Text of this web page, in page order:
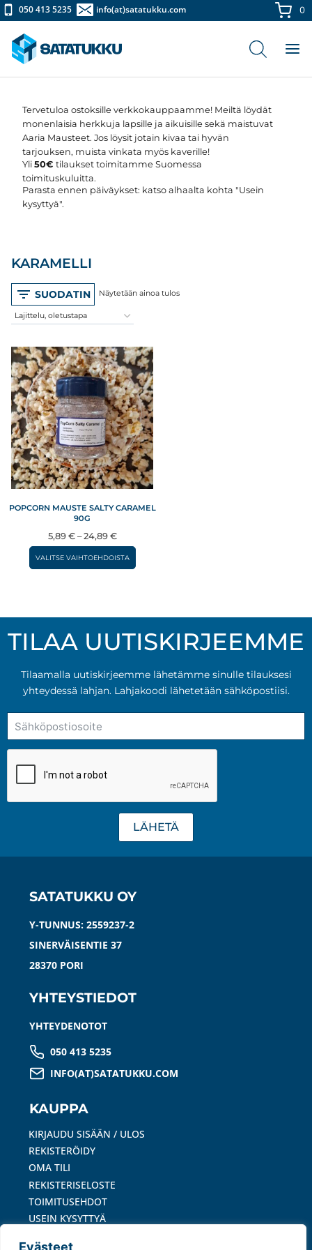
Evästeet
Siirry050 413 5235 info(at)satatukku.com 0
KARAMELLI
SUODATIN Näytetään ainoa tulos
POPCORN MAUSTE SALTY CARAMEL
90G
5,89 € – 24,89 €Hintaluokka:
5,89 €
–
VALITSE VAIHTOEHDOISTA
tuotteella
Voit
tehdä
valinnat
Tervetuloa ostoksille verkkokauppaamme! Meiltä löydät
monenlaisia herkkuja lapsille ja aikuisille sekä maistuvat
Aaria Mausteet. Jos löysit jotain kivaa tai hyvän
tarjouksen, muista vinkata myös kaverille!
Yli 50€ tilaukset toimitamme Suomessa
toimituskuluitta.
Parasta ennen päiväykset: katso alhaalta kohta "Usein
kysyttyä".
TILAA UUTISKIRJEEMME
Tilaamalla uutiskirjeemme lähetämme sinulle tilauksesi
yhteydessä lahjan. Lahjakoodi lähetetään sähköpostiisi.
LÄHETÄ
SATATUKKU OY
Y-TUNNUS: 2559237-2
SINERVÄISENTIE 37
28370 PORI
YHTEYSTIEDOT
YHTEYDENOTOT
050 413 5235
INFO(AT)SATATUKKU.COM
KAUPPA
KIRJAUDU SISÄÄN / ULOS
REKISTERÖIDY
OMA TILI
REKISTERISELOSTE
TOIMITUSEHDOT
USEIN KYSYTTYÄ